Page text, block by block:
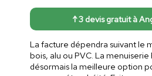
↑ 3 devis gratuit à
La facture dépendra suivant le
bois, alu ou PVC. La
désormais la meilleure option